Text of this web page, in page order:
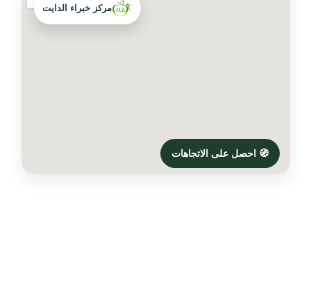
مركز خبراء الدايت
🧭 احصل على الاتجاهات